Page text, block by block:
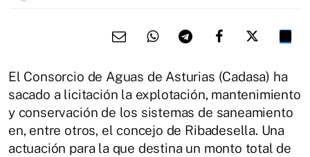
El Consorcio de Aguas de Asturias (Cadasa) ha
sacado a licitación la explotación, mantenimiento
y conservación de los sistemas de saneamiento
en, entre otros, el concejo de Ribadesella. Una
actuación para la que destina un monto total de